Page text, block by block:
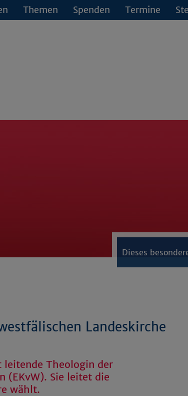
Themen Spenden Termine
Dieses
Landeskirche
Theologin der
(EKvW). Sie leitet die
wählt.